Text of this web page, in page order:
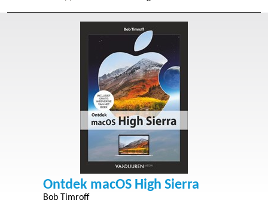
Ontdek macOS High Sierra
Bob Timroff